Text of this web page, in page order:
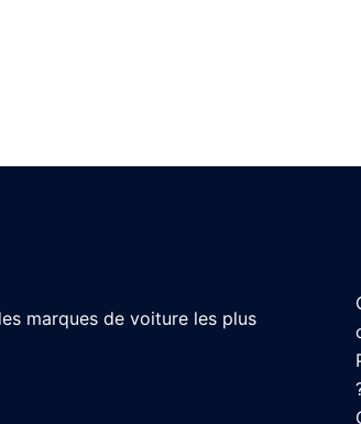
marques de voiture les plus